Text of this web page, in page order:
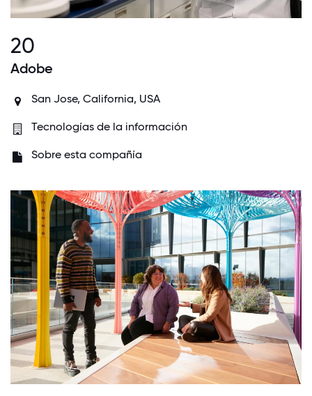
20
Adobe
San Jose, California, USA
Tecnologías de la información
Sobre esta compañía